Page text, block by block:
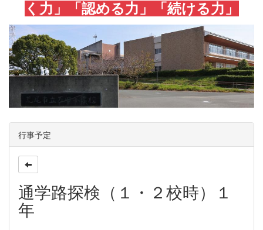
く力」「認める力」「続ける力」
行事予定
通学路探検（１・２校時）１
年